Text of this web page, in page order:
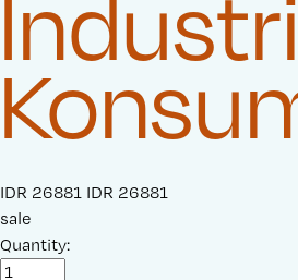
S
a
l
e
IDR 26881 O
IDR 26881
sale
Quantity: